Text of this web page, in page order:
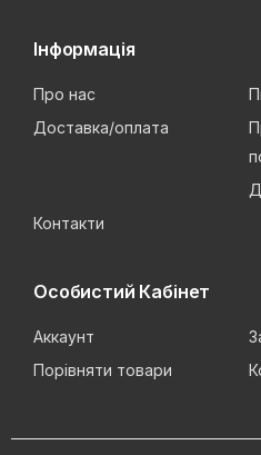
Інформація
Про нас
Доставка/оплата
Контакти
Особистий Кабінет
Аккаунт
Порівняти товари